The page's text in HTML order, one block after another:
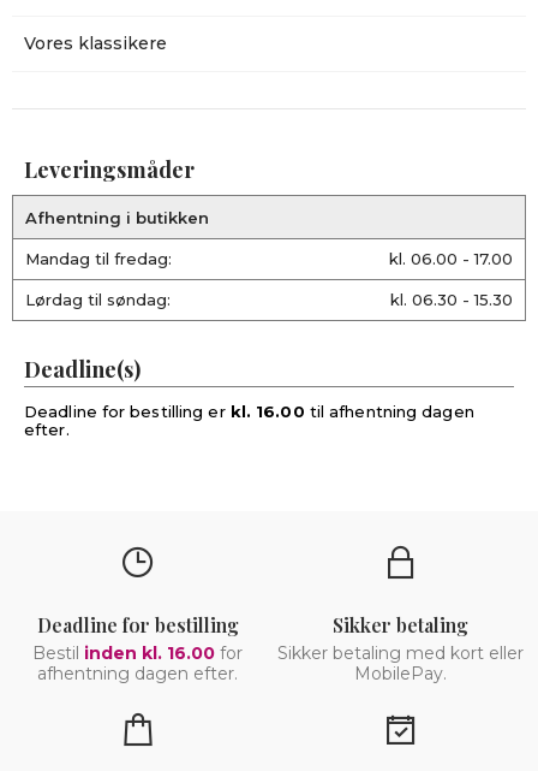
Vores klassikere
Leveringsmåder
Afhentning i butikken
Mandag til fredag: kl. 06.00 - 17.00
Lørdag til søndag: kl. 06.30 - 15.30
Deadline(s)
Deadline for bestilling er kl. 16.00 til afhentning dagen
efter.
Deadline for bestilling
Bestil inden kl. 16.00 for
afhentning dagen efter.
Sikker betaling
Sikker betaling med kort eller
MobilePay.